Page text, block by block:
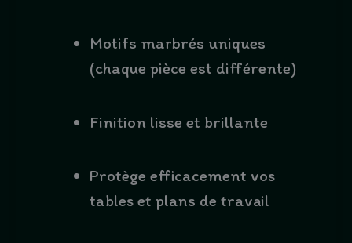
Motifs marbrés uniques
(chaque pièce est différente)
Finition lisse et brillante
Protège efficacement vos
tables et plans de travail